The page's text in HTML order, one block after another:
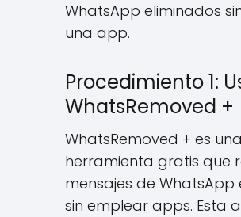
WhatsApp eliminados
una app.
Procedimiento 1:
WhatsRemoved +
WhatsRemoved + es una
herramienta gratis que
mensajes de WhatsApp
sin emplear apps. Esta